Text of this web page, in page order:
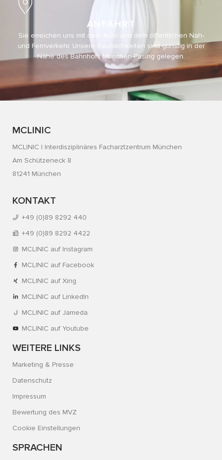
ANFAHRT
Sie erreichen uns mit dem Auto und dem öffentlichen Nah-
und Fernverkehr. Unsere Räumlichkeiten sind günstig in der
Nähe des Bahnhofs München-Pasing gelegen.
MCLINIC
MCLINIC | Interdisziplinäres Facharztzentrum München
Am Schützeneck 8
81241 München
KONTAKT
+49 (0)89 8292 440
+49 (0)89 8292 4422
MCLINIC auf Instagram
MCLINIC auf Facebook
MCLINIC auf Xing
MCLINIC auf LinkedIn
MCLINIC auf Jameda
MCLINIC auf Youtube
WEITERE LINKS
Marketing & Presse
Datenschutz
Impressum
Bewertung des MVZ
Cookie Einstellungen
SPRACHEN